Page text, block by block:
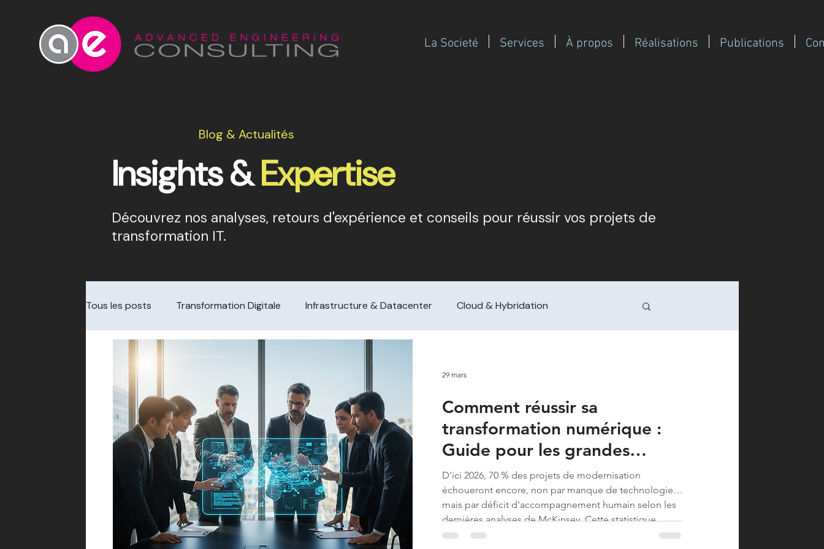
La Societé Services À propos Réalisations Publications
Blog & Actualités
Insights &Expertise
Découvrez nos analyses, retours d'expérience et conseils pour réussir vos projets de
transformation IT.
Tous les posts Transformation Digitale Infrastructure & Datacenter Cloud & Hybridation
Cybersécurité & Audit
Data & Analytics Choix de prestataire Achat de conseil (guides dirigeants FinOps & Green IT
Transformation / change Redressement / turnaround & croissa Pilotage financier / performance op
ITSM / Service Management Change & adoption M&A / intégration IT Gestion de programme/PMO
29 mars
Comment réussir sa
transformation numérique :
Guide pour les grandes
entreprises
D'ici 2026, 70 % des projets de modernisation
échoueront encore, non par manque de technologie,
mais par déficit d'accompagnement humain selon les
dernières analyses de McKinsey. Cette statistique
souligne l'enjeu majeur auquel vous faites face : savoir